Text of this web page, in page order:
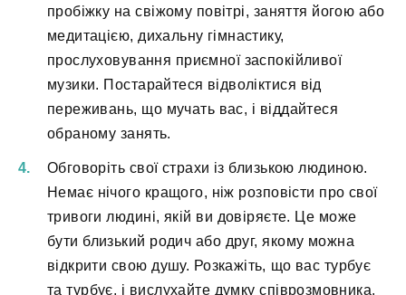
пробіжку на свіжому повітрі, заняття йогою або
медитацією, дихальну гімнастику,
прослуховування приємної заспокійливої
музики. Постарайтеся відволіктися від
переживань, що мучать вас, і віддайтеся
обраному занять.
Обговоріть свої страхи із близькою людиною.
Немає нічого кращого, ніж розповісти про свої
тривоги людині, якій ви довіряєте. Це може
бути близький родич або друг, якому можна
відкрити свою душу. Розкажіть, що вас турбує
та турбує, і вислухайте думку співрозмовника.